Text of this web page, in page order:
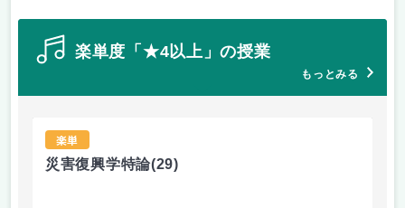
楽単度「★4以上」の授業
もっとみる
楽単
災害復興学特論(29)